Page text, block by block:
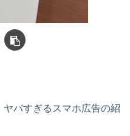
バすぎるスマホ広告の紹